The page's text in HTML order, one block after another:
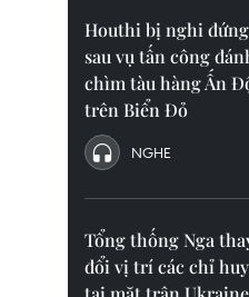
Houthi bị nghi đứng
sau vụ tấn công
chìm tàu hàng Ấn
trên Biển Đỏ
NGHE
Tổng thống Nga
đổi vị trí các chỉ huy